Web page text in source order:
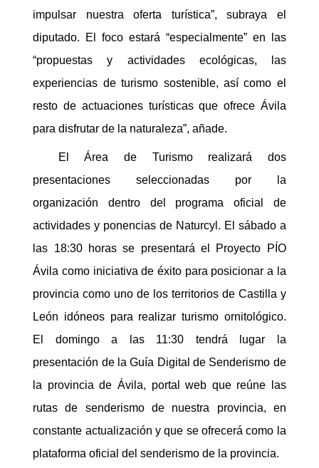
impulsar nuestra oferta turística”, subraya el
diputado. El foco estará “especialmente” en las
“propuestas y actividades ecológicas, las
experiencias de turismo sostenible, así como el
resto de actuaciones turísticas que ofrece Ávila
para disfrutar de la naturaleza”, añade.
El Área de Turismo realizará dos
presentaciones seleccionadas por la
organización dentro del programa oficial de
actividades y ponencias de Naturcyl. El sábado a
las 18:30 horas se presentará el Proyecto PÍO
Ávila como iniciativa de éxito para posicionar a la
provincia como uno de los territorios de Castilla y
León idóneos para realizar turismo ornitológico.
El domingo a las 11:30 tendrá lugar la
presentación de la Guía Digital de Senderismo de
la provincia de Ávila, portal web que reúne las
rutas de senderismo de nuestra provincia, en
constante actualización y que se ofrecerá como la
plataforma oficial del senderismo de la provincia.